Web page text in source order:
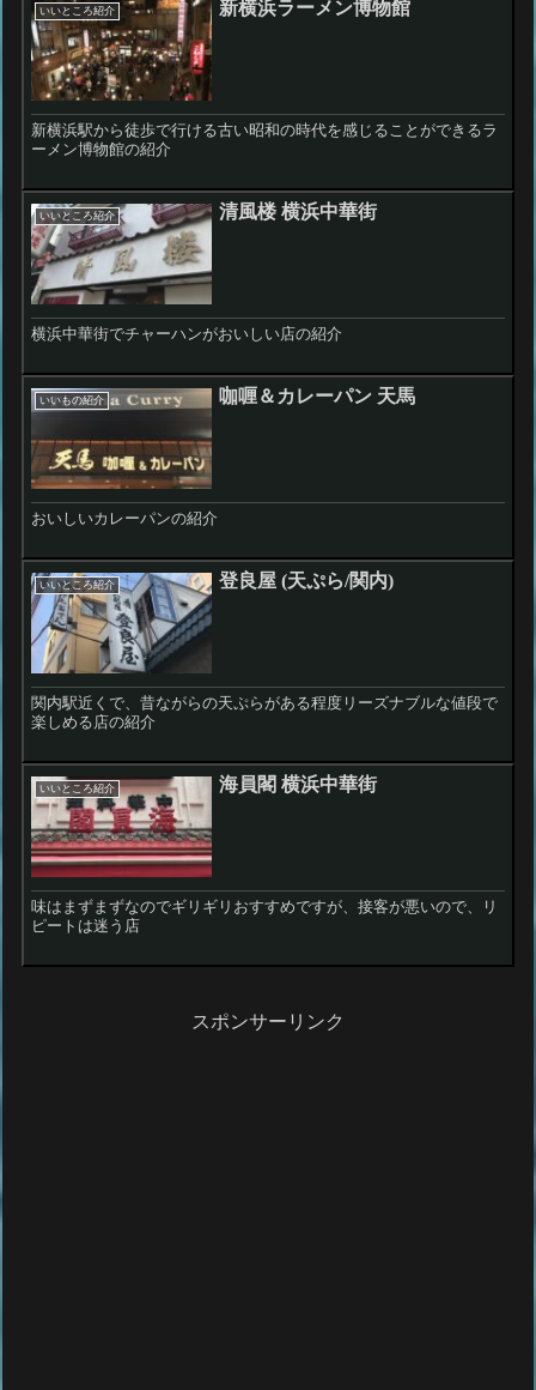
いいところ紹介 新横浜ラーメン博物館
新横浜駅から徒歩で行ける古い昭和の時代を感じることができるラ
ーメン博物館の紹介
いいところ紹介 清風楼 横浜中華街
横浜中華街でチャーハンがおいしい店の紹介
いいもの紹介 咖喱＆カレーパン 天馬
おいしいカレーパンの紹介
いいところ紹介 登良屋 (天ぷら/関内)
関内駅近くで、昔ながらの天ぷらがある程度リーズナブルな値段で
楽しめる店の紹介
いいところ紹介 海員閣 横浜中華街
味はまずまずなのでギリギリおすすめですが、接客が悪いので、リ
ピートは迷う店
スポンサーリンク